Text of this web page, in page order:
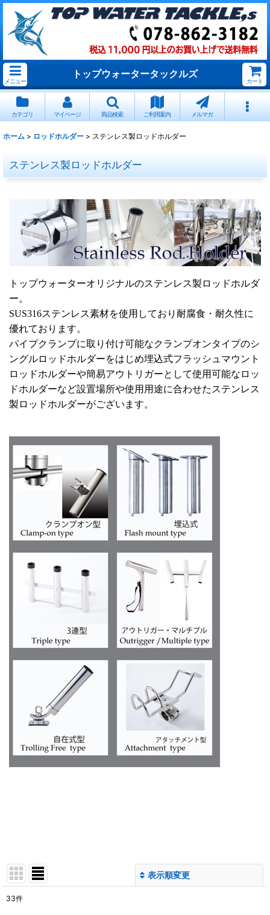
メニュー
トップウォータータックルズ
カート
カテゴリ マイページ 商品検索 ご利用案内 メルマガ
ホーム > ロッドホルダー > ステンレス製ロッドホルダー
ステンレス製ロッドホルダー
トップウォーターオリジナルのステンレス製ロッドホルダ
ー。
SUS316ステンレス素材を使用しており耐腐食・耐久性に
優れております。
パイプクランプに取り付け可能なクランプオンタイプのシ
ングルロッドホルダーをはじめ埋込式フラッシュマウント
ロッドホルダーや簡易アウトリガーとして使用可能なロッ
ドホルダーなど設置場所や使用用途に合わせたステンレス
製ロッドホルダーがございます。
表示順変更
33件